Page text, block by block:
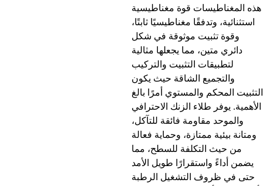
هذه المغناطيسات قوة مغناطيسية
استثنائية، وتدفقًا مغناطيسيًا ثابتًا،
وقوة تثبيت موثوقة في شكل
دائري متين، مما يجعلها مثالية
لتطبيقات التثبيت والتركيب
والتجميع الشاقة حيث يكون
التثبيت المحكم والمستوي أمرًا بالغ
الأهمية. يوفر طلاء الزنك الاحترافي
والموحد مقاومة فائقة للتآكل،
ومتانة بيئية ممتازة، وحماية فعالة
من حيث التكلفة للسطح، مما
يضمن أداءً واستقرارًا طويل الأمد
حتى في ظروف التشغيل الرطبة